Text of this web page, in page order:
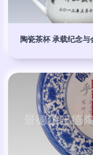
陶瓷茶杯 承载纪念